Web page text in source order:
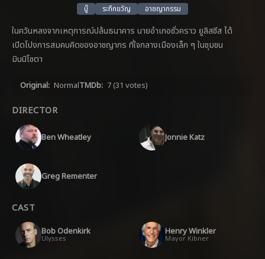
บู๊
ระทึกขวัญ อาชญากรรม
ในควันหลงจากเหตุการณ์ปล้นธนาคาร นายอำเภอชั่วคราว ยูลิสซีส ได้
เปิดโปงการสมคบคิดของอาชญากร ที่ใจกลางเมืองเล็ก ๆ ในชุมชน
มินนิโซตา
Original: NormalTMDb: 7 (31 votes)
DIRECTOR
Ben Wheatley Jonnie Katz
Greg Rementer
CAST
Bob Odenkirk
Ulysses
Henry Winkler
Mayor Kibner